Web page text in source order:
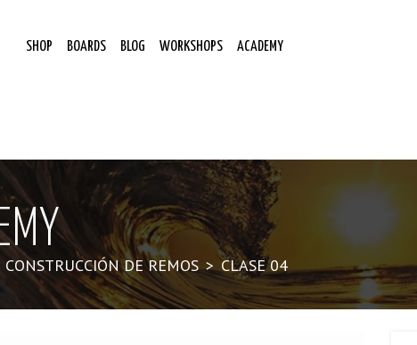
SHOP BOARDS BLOG WORKSHOPS ACADEMY
CONSTRUCCIÓN DE REMOS >CLASE 04